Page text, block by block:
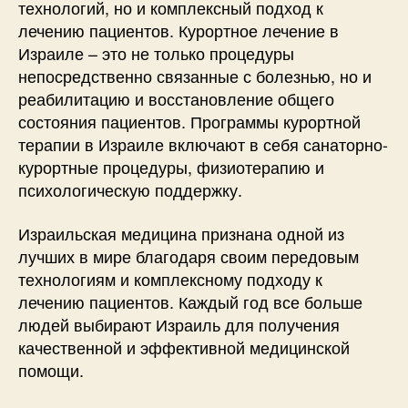
технологий, но и комплексный подход к
лечению пациентов. Курортное лечение в
Израиле – это не только процедуры
непосредственно связанные с болезнью, но и
реабилитацию и восстановление общего
состояния пациентов. Программы курортной
терапии в Израиле включают в себя санаторно-
курортные процедуры, физиотерапию и
психологическую поддержку.
Израильская медицина признана одной из
лучших в мире благодаря своим передовым
технологиям и комплексному подходу к
лечению пациентов. Каждый год все больше
людей выбирают Израиль для получения
качественной и эффективной медицинской
помощи.